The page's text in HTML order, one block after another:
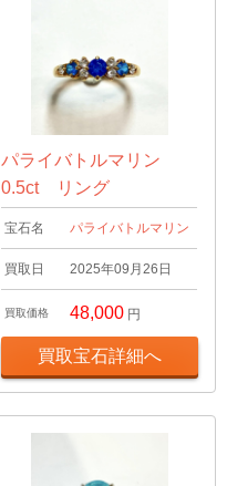
パライバトルマリン
0.5ct リング
宝石名 パライバトルマリン
買取日 2025年09月26日
買取価格 48,000 円
買取宝石詳細へ